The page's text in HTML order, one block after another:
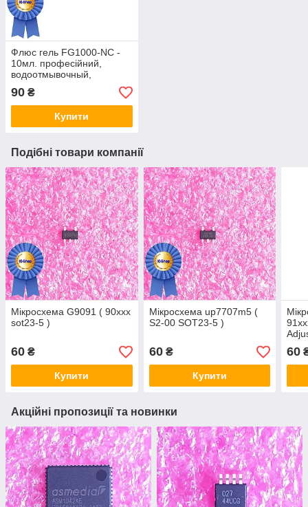
Флюс гель FG1000-NC -
10мл. професійний,
водоотмывочный,
водосмываемый
90 ₴
Купити
Подібні товари компанії
Мікросхема G9091 ( 90xxx
sot23-5 )
60 ₴
Купити
Мікросхема up7707m5 (
S2-00 SOT23-5 )
60₴
Купити
60
Акційні пропозиції та новинки